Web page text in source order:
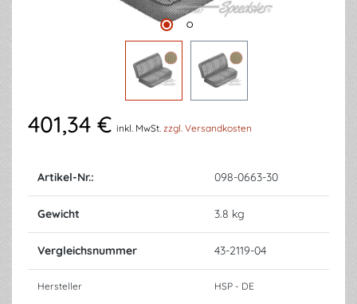
401,34 € inkl. MwSt. zzgl. Versandkosten
Artikel-Nr.: 098-0663-30
Gewicht 3.8 kg
Vergleichsnummer 43-2119-04
Hersteller HSP - DE